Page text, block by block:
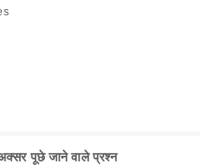
पूछे जाने वाले प्रश्न